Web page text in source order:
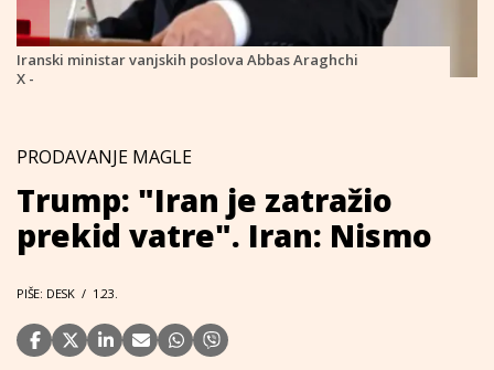
Iranski ministar vanjskih poslova Abbas Araghchi
X -
PRODAVANJE MAGLE
Trump: "Iran je zatražio
prekid vatre". Iran: Nismo
PIŠE: DESK / 1.23.